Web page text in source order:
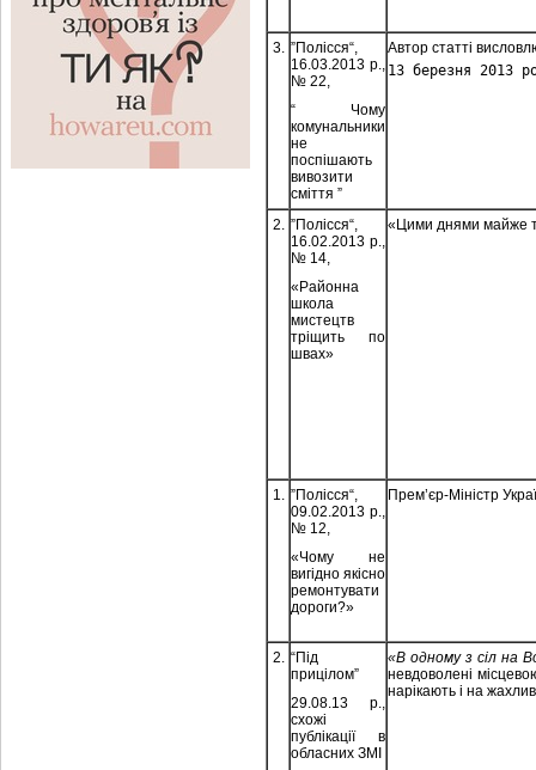
3. ”Полісся“,
16.03.2013 р.,
№ 22,
“ Чому
комунальники
не
поспішають
вивозити
сміття ”
Автор статті
13 березня 2013
2. ”Полісся“,
16.02.2013 р.,
№ 14,
«Районна
школа
мистецтв
тріщить по
швах»
«Цими днями майже
1. ”Полісся“,
09.02.2013 р.,
№ 12,
«Чому не
вигідно якісно
ремонтувати
дороги?»
Прем’єр-Міністр
2. “Під
прицілом”
29.08.13 р.,
схожі
публікації в
обласних ЗМІ
«В одному з сіл на
невдоволені
нарікають і на